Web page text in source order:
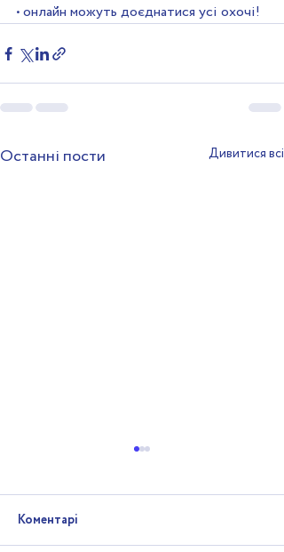
• онлайн можуть доєднатися усі охочі!
Останні пости Дивитися всі
Коментарі